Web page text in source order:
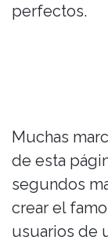
perfectos.
Muchas
de esta
segundos
crear el
usuarios de